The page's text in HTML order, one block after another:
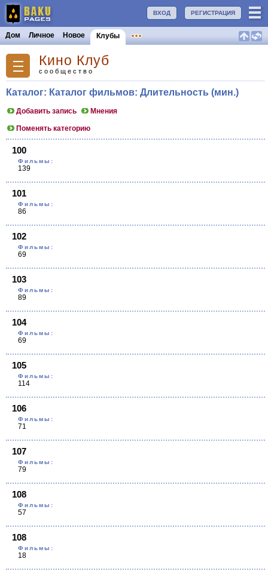
РЕГИСТРАЦИЯ
ВХОД
Дом Личное Новое Клубы
Кино Клуб
сообщество
Каталог: Каталог фильмов: Длительность (мин.)
Добавить запись Мнения
Поменять категорию
100
Фильмы:
139
101
Фильмы:
86
102
Фильмы:
69
103
Фильмы:
89
104
Фильмы:
69
105
Фильмы:
114
106
Фильмы:
71
107
Фильмы:
79
108
Фильмы:
57
108
Фильмы:
18